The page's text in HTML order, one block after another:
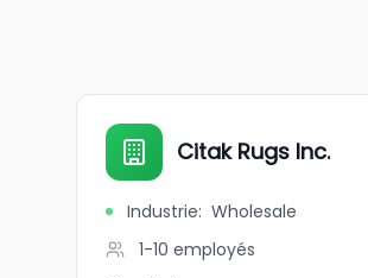
Citak Rugs Inc.
Industrie: Wholesale
1-10 employés